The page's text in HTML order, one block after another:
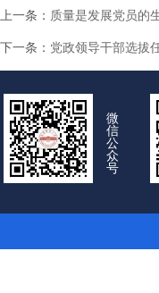
上一条： 质量是发展党员的
下一条： 党政领导干部选拔
微
信
公
众
号